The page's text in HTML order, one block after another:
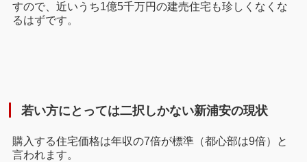
すので、近いうち1億5千万円の建売住宅も珍しくなくな
るはずです。
若い方にとっては二択しかない新浦安の現状
購入する住宅価格は年収の7倍が標準（都心部は9倍）と
言われます。